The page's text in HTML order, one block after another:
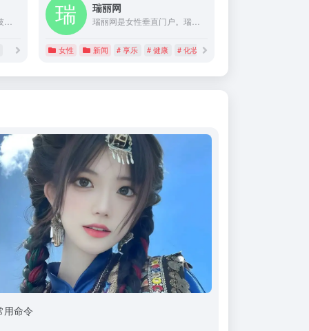
瑞丽网
瑞丽网是女性垂直门户。瑞丽网汇聚了世界名牌奢侈品、化妆品、服装，成为时尚女性学习和了解美容护肤小窍门、发型设计、服装搭配、装修设计、养生之道的人气时尚女性社区。
女性 新闻 # 享乐 # 健康 # 化妆
用命令